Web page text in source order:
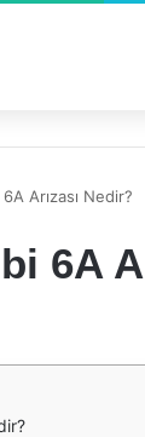
Arızası Nedir?
6A